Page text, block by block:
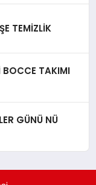
TEMİZLİK
BOCCE TAKIMI
GÜNÜ NÜ